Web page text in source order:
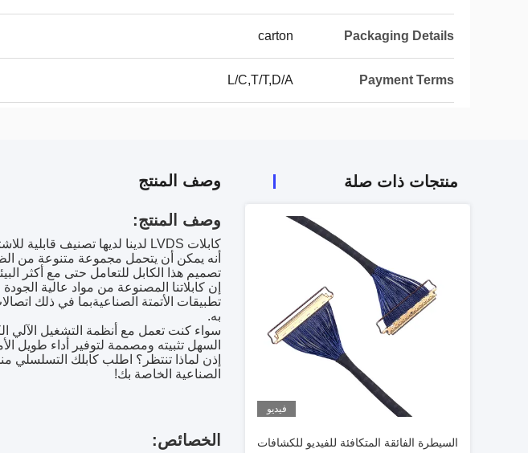
Packaging Details
carton
Payment Terms
L/C,T/T,D/A
منتجات ذات صلة
فيديو
السيطرة الفائقة المتكافئة للفيديو للكشافات
وصف المنتج
وصف المنتج:
تصميم هذا الكابل للتعامل حتى مع أكثر
إن كابلاتنا المصنوعة من مواد عالية
تطبيقات الأتمتة الصناعيةبما في ذلك
به.
السهل تثبيته ومصممة لتوفير أداء طويل
إذن لماذا تنتظر؟ اطلب كابلك التسلسلي
الصناعية الخاصة بك!
الخصائص: